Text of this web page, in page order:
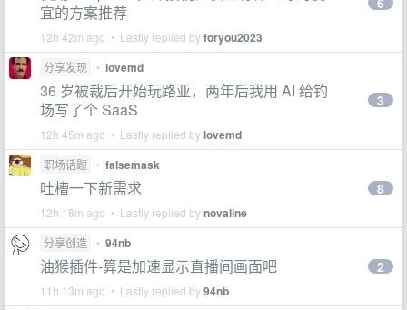
宜的方案推荐
12h 42m ago • Lastly replied byforyou2023
分享发现 • lovemd
36 岁被裁后开始玩路亚，两年后我用 AI 给钓
场写了个 SaaS
12h 45m ago • Lastly replied bylovemd
3
职场话题 • falsemask
吐槽一下新需求
12h 18m ago • Lastly replied bynovaline
8
分享创造 • 94nb
油猴插件-算是加速显示直播间画面吧
11h 13m ago • Lastly replied by94nb
2